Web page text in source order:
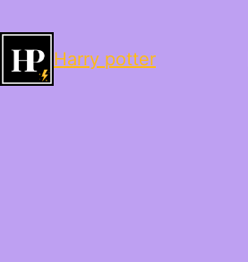
Harry potter